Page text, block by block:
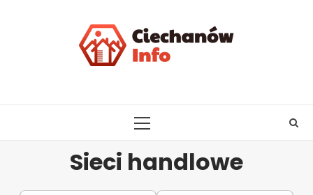
PRIMARY
Sieci handlowe